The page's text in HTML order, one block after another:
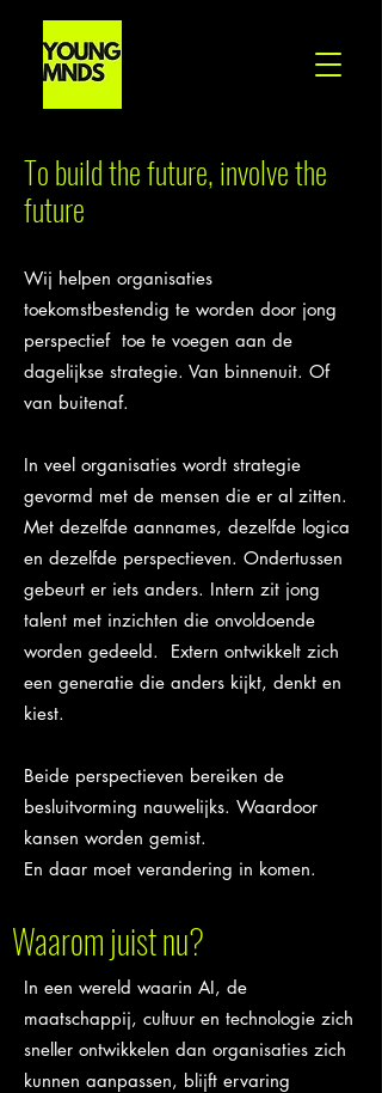
To build the future, involve the
future
Wij helpen organisaties
toekomstbestendig te worden door jong
perspectief toe te voegen aan de
dagelijkse strategie. Van binnenuit. Of
van buitenaf.
In veel organisaties wordt strategie
gevormd met de mensen die er al zitten.
Met dezelfde aannames, dezelfde logica
en dezelfde perspectieven. Ondertussen
gebeurt er iets anders. Intern zit jong
talent met inzichten die onvoldoende
worden gedeeld. Extern ontwikkelt zich
een generatie die anders kijkt, denkt en
kiest.
Beide perspectieven bereiken de
besluitvorming nauwelijks. Waardoor
kansen worden gemist.
En daar moet verandering in komen.
Waarom juist nu?
In een wereld waarin AI, de
maatschappij, cultuur en technologie zich
sneller ontwikkelen dan organisaties zich
kunnen aanpassen, blijft ervaring